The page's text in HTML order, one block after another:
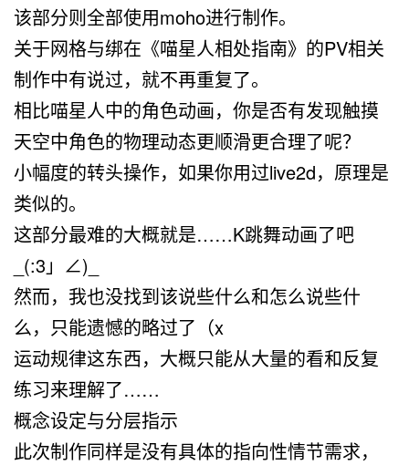
该部分则全部使用moho进行制作。
关于网格与绑在《喵星人相处指南》的PV相关
制作中有说过，就不再重复了。
相比喵星人中的角色动画，你是否有发现触摸
天空中角色的物理动态更顺滑更合理了呢？
小幅度的转头操作，如果你用过live2d，原理是
类似的。
这部分最难的大概就是……K跳舞动画了吧
_(:3」∠)_
然而，我也没找到该说些什么和怎么说些什
么，只能遗憾的略过了（x
运动规律这东西，大概只能从大量的看和反复
练习来理解了……
概念设定与分层指示
此次制作同样是没有具体的指向性情节需求，